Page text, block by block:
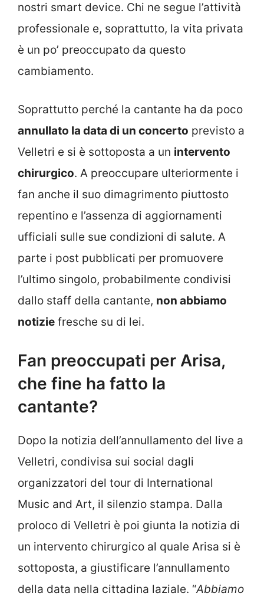
nostri smart device. Chi ne segue l’attività
professionale e, soprattutto, la vita privata
è un po’ preoccupato da questo
cambiamento.
Soprattutto perché la cantante ha da poco
annullato la data di un concerto previsto a
Velletri e si è sottoposta a un intervento
chirurgico. A preoccupare ulteriormente i
fan anche il suo dimagrimento piuttosto
repentino e l’assenza di aggiornamenti
ufficiali sulle sue condizioni di salute. A
parte i post pubblicati per promuovere
l’ultimo singolo, probabilmente condivisi
dallo staff della cantante, non abbiamo
notizie fresche su di lei.
Fan preoccupati per Arisa,
che fine ha fatto la
cantante?
Dopo la notizia dell’annullamento del live a
Velletri, condivisa sui social dagli
organizzatori del tour di International
Music and Art, il silenzio stampa. Dalla
proloco di Velletri è poi giunta la notizia di
un intervento chirurgico al quale Arisa si è
sottoposta, a giustificare l’annullamento
della data nella cittadina laziale. “Abbiamo